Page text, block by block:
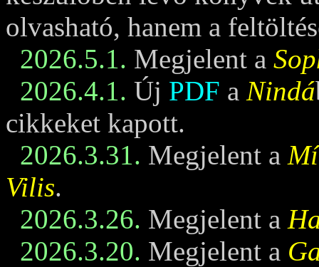
olvasható, hanem a
2026.5.1. Megjelent a
2026.4.1. Új PDF a Nindá
cikkeket kapott.
2026.3.31. Megjelent a
Vilis.
2026.3.26. Megjelent a
2026.3.20. Megjelent a